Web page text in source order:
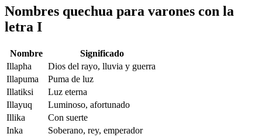
Nombres quechua para varones con la
letra I
Nombre
Significado
Illapha
Dios del rayo, lluvia y guerra
Illapuma
Puma de luz
Illatiksi
Luz eterna
Illayuq
Luminoso, afortunado
Illika
Con suerte
Inka
Soberano, rey, emperador